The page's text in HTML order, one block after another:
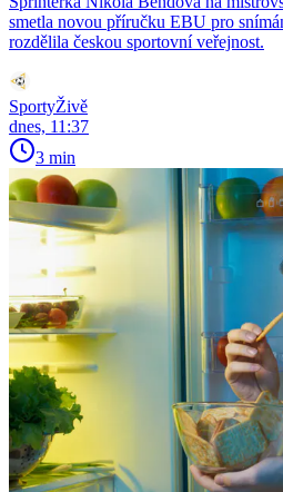
smetla novou příručku EBU pro
rozdělila českou sportovní veřejnost.
SportyŽivě
dnes, 11:37
3 min